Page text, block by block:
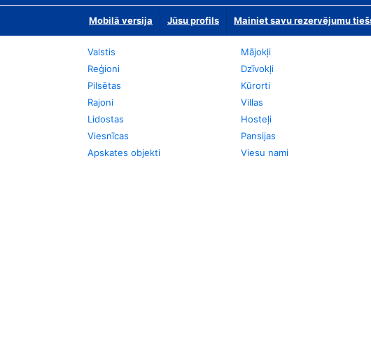
Mobilā versija Jūsu profils Mainiet savu rezervējumu
Valstis
Reģioni
Pilsētas
Rajoni
Lidostas
Viesnīcas
Apskates objekti
Mājokļi
Dzīvokļi
Kūrorti
Villas
Hosteļi
Pansijas
Viesu nami